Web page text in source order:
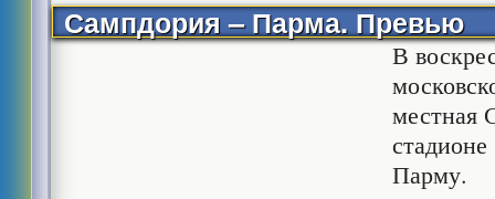
Сампдория – Парма. Превью
В
местная
Парму.